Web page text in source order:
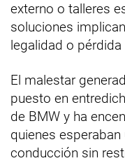
externo o talleres
soluciones
legalidad o pérdida
El malestar
puesto en
de BMW y ha
quienes
conducción sin